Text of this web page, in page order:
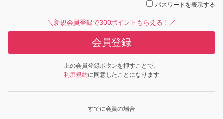
パスワードを表示する
＼新規会員登録で300ポイントもらえる！／
会員登録
上の会員登録ボタンを押すことで、
利用規約に同意したことになります
すでに会員の場合